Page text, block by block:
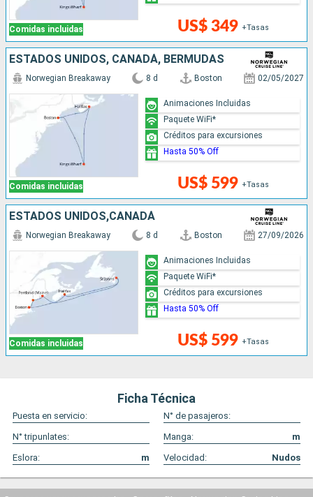
Comidas incluidas US$ 349 +Tasas
ESTADOS UNIDOS, CANADÁ, BERMUDAS
Comidas incluidas
Norwegian Breakaway 8 d Boston 02/05/2027
US$ 599 +Tasas
Animaciones Incluidas
Paquete WiFi*
Créditos para excursiones
Hasta 50% Off
ESTADOS UNIDOS,CANADÁ
Comidas incluidas
Norwegian Breakaway 8 d Boston 27/09/2026
US$ 599 +Tasas
Animaciones Incluidas
Paquete WiFi*
Créditos para excursiones
Hasta 50% Off
Ficha Técnica
Puesta en servicio:
N° de pasajeros:
N° tripunlates:
Manga:
m
Eslora:
m Velocidad: Nudos